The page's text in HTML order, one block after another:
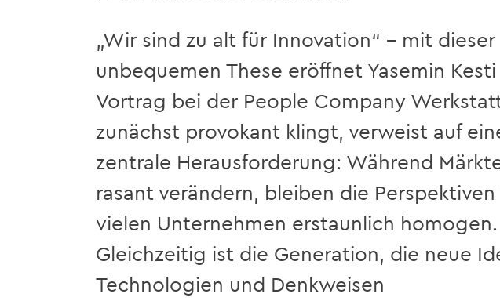
„Wir sind zu alt für Innovation“ – mit dieser
unbequemen These eröffnet Yasemin
Vortrag bei der People Company
zunächst provokant klingt, verweist auf
zentrale Herausforderung: Während
rasant verändern, bleiben die Perspektiven
vielen Unternehmen erstaunlich homogen.
Gleichzeitig ist die Generation, die neue
Technologien und Denkweisen